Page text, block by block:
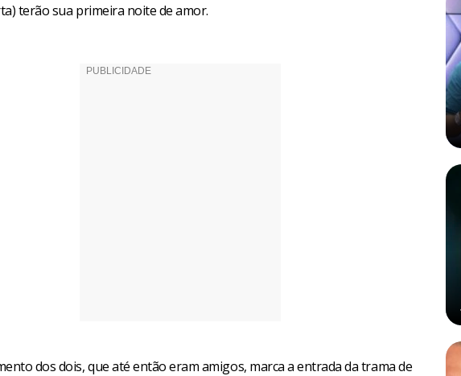
terão sua primeira noite de amor.
dos dois, que até então eram amigos, marca a entrada da trama de